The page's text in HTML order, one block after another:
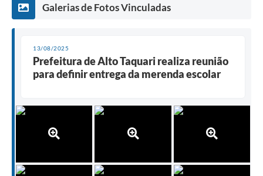
Galerias de Fotos Vinculadas
13/08/2025
Prefeitura de Alto Taquari realiza reunião
para definir entrega da merenda escolar